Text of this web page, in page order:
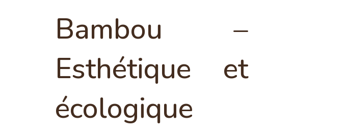
Bambou –
Esthétique et
écologique